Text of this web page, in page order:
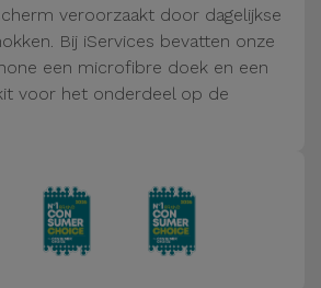
veroorzaakt door dagelijkse
Bij iServices bevatten onze
een microfibre doek en een
voor het onderdeel op de